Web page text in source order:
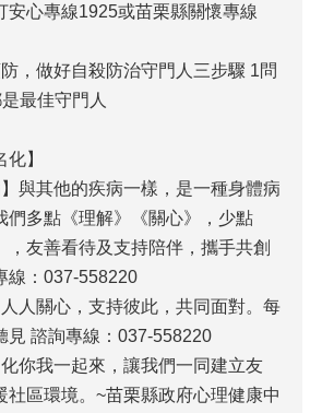
安心專線1925或苗栗縣關懷專線
防，做好自殺防治守門人三步驟 1問
最佳守門人
】
】與其他的疾病一樣，是一種身體病
們多點《理解》《關心》，少點
，友善看待及支持陪伴，攜手共創
線：037-558220
人人關心，支持彼此，共同面對。每
見 諮詢專線：037-558220
化你我一起來，讓我們一同建立友
社區環境。~苗栗縣政府心理健康中